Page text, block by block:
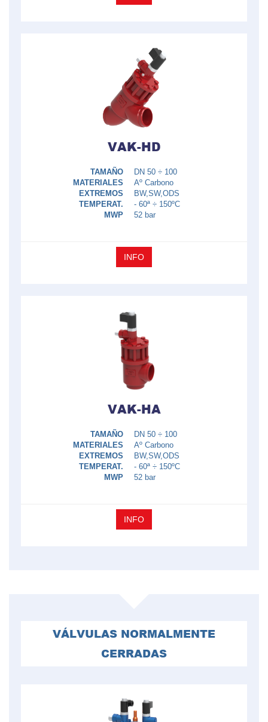
VAK-HD
TAMAÑO
DN 50 ÷ 100
MATERIALES
Aº Carbono
EXTREMOS
BW,SW,ODS
TEMPERAT.
- 60ª ÷ 150ºC
MWP
52 bar
INFO
VAK-HA
TAMAÑO
DN 50 ÷ 100
MATERIALES
Aº Carbono
EXTREMOS
BW,SW,ODS
TEMPERAT.
- 60ª ÷ 150ºC
MWP
52 bar
INFO
VÁLVULAS NORMALMENTE
CERRADAS